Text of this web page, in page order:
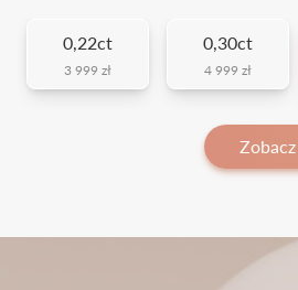
0,22ct
3 999 zł
0,30ct
4 999 zł